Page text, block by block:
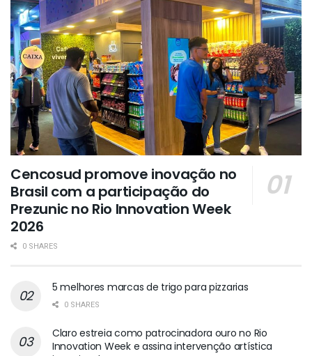
Cencosud promove inovação no
Brasil com a participação do
Prezunic no Rio Innovation Week
2026
0 SHARES
5 melhores marcas de trigo para pizzarias
0 SHARES
Claro estreia como patrocinadora ouro no Rio
Innovation Week e assina intervenção artística